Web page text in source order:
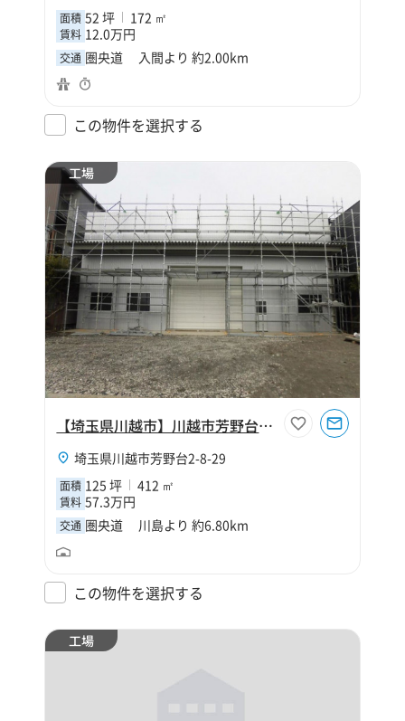
面積 52 坪 172 ㎡
賃料 12.0万円
交通 圏央道 入間より 約2.00km
この物件を選択する
工場
【埼玉県川越市】川越市芳野台2丁目125坪工場
埼玉県川越市芳野台2-8-29
面積 125 坪 412 ㎡
賃料 57.3万円
交通 圏央道 川島より 約6.80km
この物件を選択する
工場